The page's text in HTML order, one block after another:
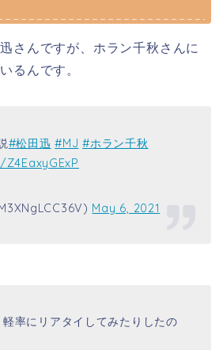
さんですが、ホラン千秋さんに
るんです。
#松田迅 #MJ #ホラン千秋
May 6, 2021
率にリアタイしてみたりしたの